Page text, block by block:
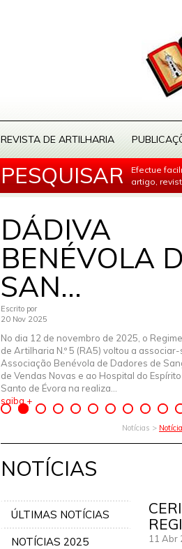
REVISTA DE ARTILHARIA
PESQUISAR
Efectue
artigo,
DÁDIVA
BENÉVOLA
SAN...
Escrito por
20 Nov 2025
No dia 12 de novembro de 2025, o
de Artilharia N.º 5 (RA5) voltou a associar-
Associação Benévola de Dadores de
de Vendas Novas e ao Hospital do Espírito
Santo de Évora na realiza...
saiba +
Notícias >
NOTÍCIAS
ÚLTIMAS NOTÍCIAS
NOTÍCIAS 2025 11 Abr